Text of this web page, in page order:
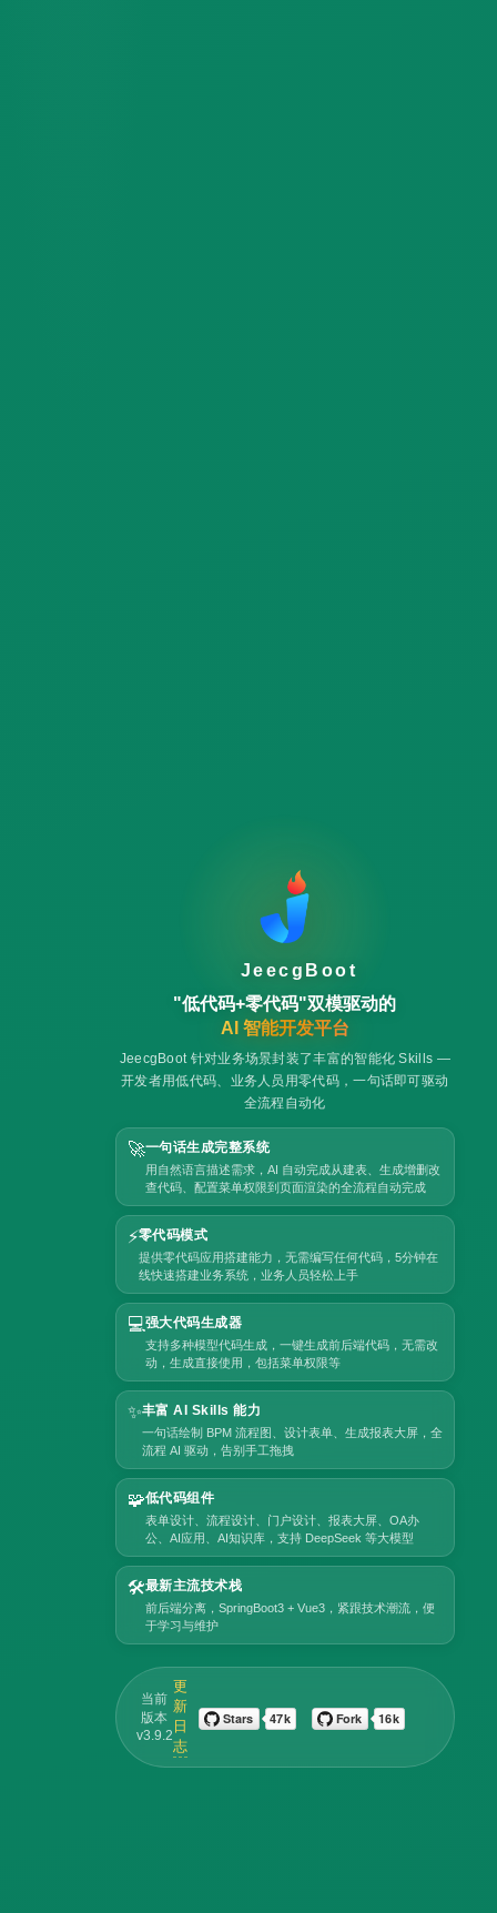
JeecgBoot
"低代码+零代码"双模驱动的
AI 智能开发平台
JeecgBoot 针对业务场景封装了丰富的智能化 Skills —
开发者用低代码、业务人员用零代码，一句话即可驱动
全流程自动化
🚀一句话生成完整系统
用自然语言描述需求，AI 自动完成从建表、生成增删改
查代码、配置菜单权限到页面渲染的全流程自动完成
⚡零代码模式
提供零代码应用搭建能力，无需编写任何代码，5分钟在
线快速搭建业务系统，业务人员轻松上手
💻强大代码生成器
支持多种模型代码生成，一键生成前后端代码，无需改
动，生成直接使用，包括菜单权限等
✨丰富 AI Skills 能力
一句话绘制 BPM 流程图、设计表单、生成报表大屏，全
流程 AI 驱动，告别手工拖拽
🧩低代码组件
表单设计、流程设计、门户设计、报表大屏、OA办
公、AI应用、AI知识库，支持 DeepSeek 等大模型
🛠️最新主流技术栈
前后端分离，SpringBoot3 + Vue3，紧跟技术潮流，便
于学习与维护
当前
版本
v3.9.2
更
新
日
志